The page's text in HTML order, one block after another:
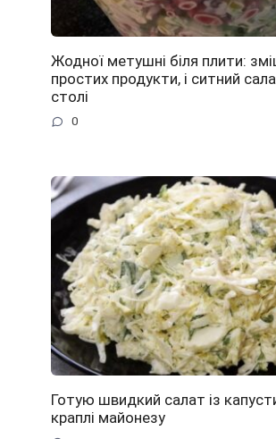
Жодної метушні біля плити:
простих продукти, і ситний
столі
0
Готую швидкий салат із
краплі майонезу